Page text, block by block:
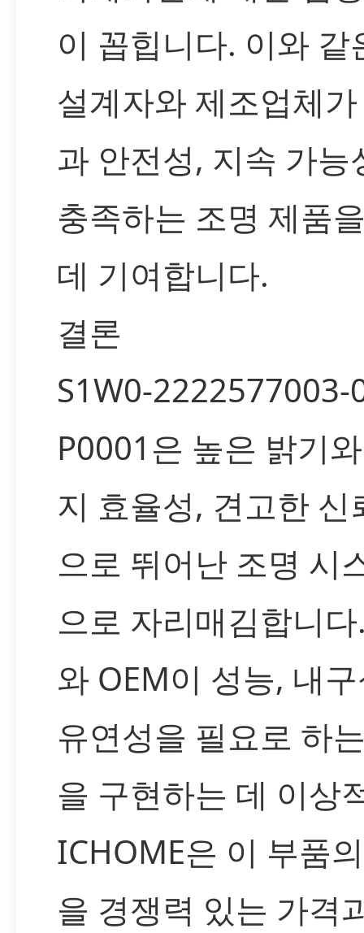
이 꼽힙니다. 이와
설계자와 제조업체
과 안전성, 지속 가능
충족하는 조명 제품
데 기여합니다.
결론
S1W0-
P0001은 높은 밝기
지 효율성, 견고한 신
으로 뛰어난 조명 시
으로 자리매김합니
와 OEM이 성능, 내
유연성을 필요로 하
을 구현하는 데 이상
ICHOME은 이 부품
을 경쟁력 있는 가격